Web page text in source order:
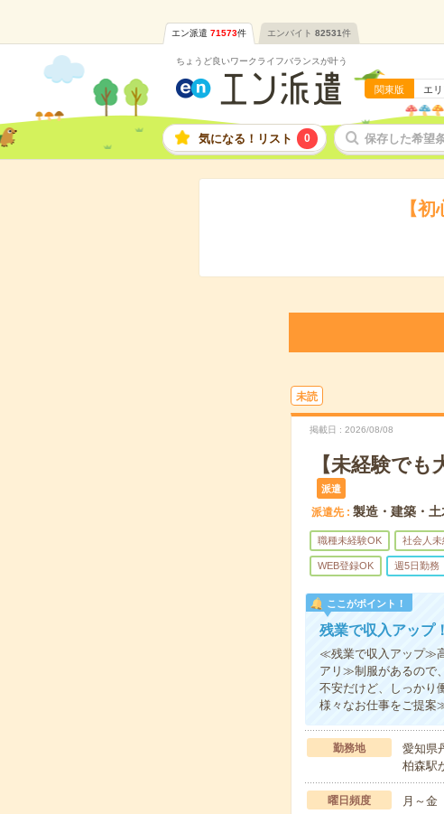
エン派遣 71573件 エンバイト 82531件
ちょうど良いワークライフバランスが叶う
関東版 エ
気になる！リスト 0 保存した希望
【
未読
掲載日 2026/08/08
【未経験で
派遣
派遣先 製造・建築・
職種未経験OK 社会人
WEB登録OK 週5日勤務
ここがポイント！
残業で収入アップ
≪残業で収入アップ≫
アリ≫制服があるので
不安だけど、しっかり
様々なお仕事をご提案
勤務地
愛知県
柏森駅
曜日頻度 月～金